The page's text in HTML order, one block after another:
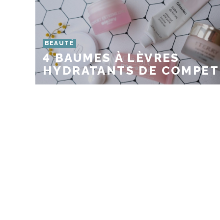
BEAUTÉ
4 BAUMES À LÈVRES
HYDRATANTS DE